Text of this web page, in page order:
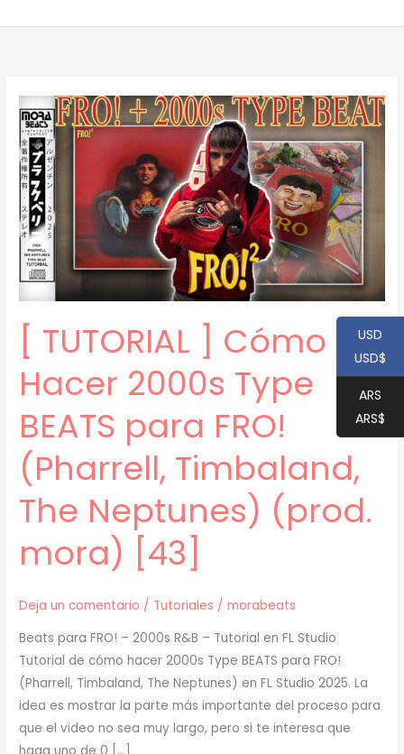
[ TUTORIAL ] Cómo
Hacer 2000s Type
BEATS para FRO!
(Pharrell, Timbaland,
The Neptunes) (prod.
mora) [43]
Deja un comentario / Tutoriales /morabeats
Beats para FRO! – 2000s R&B – Tutorial en FL Studio
Tutorial de cómo hacer 2000s Type BEATS para FRO!
(Pharrell, Timbaland, The Neptunes) en FL Studio 2025. La
idea es mostrar la parte más importante del proceso para
que el video no sea muy largo, pero si te interesa que
USD
USD$
ARS
ARS$